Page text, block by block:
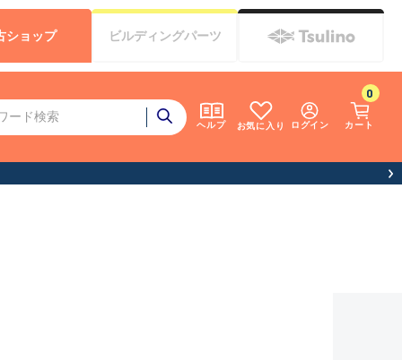
ヘルプ お気に入り ログイン カート
0
ショップ ビルディングパーツ